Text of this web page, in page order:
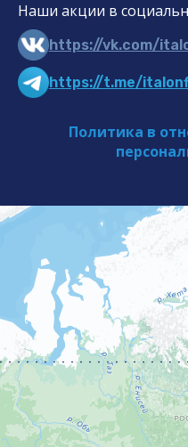
Наши акции в
https://vk.com/
https://t.me/
Политика в